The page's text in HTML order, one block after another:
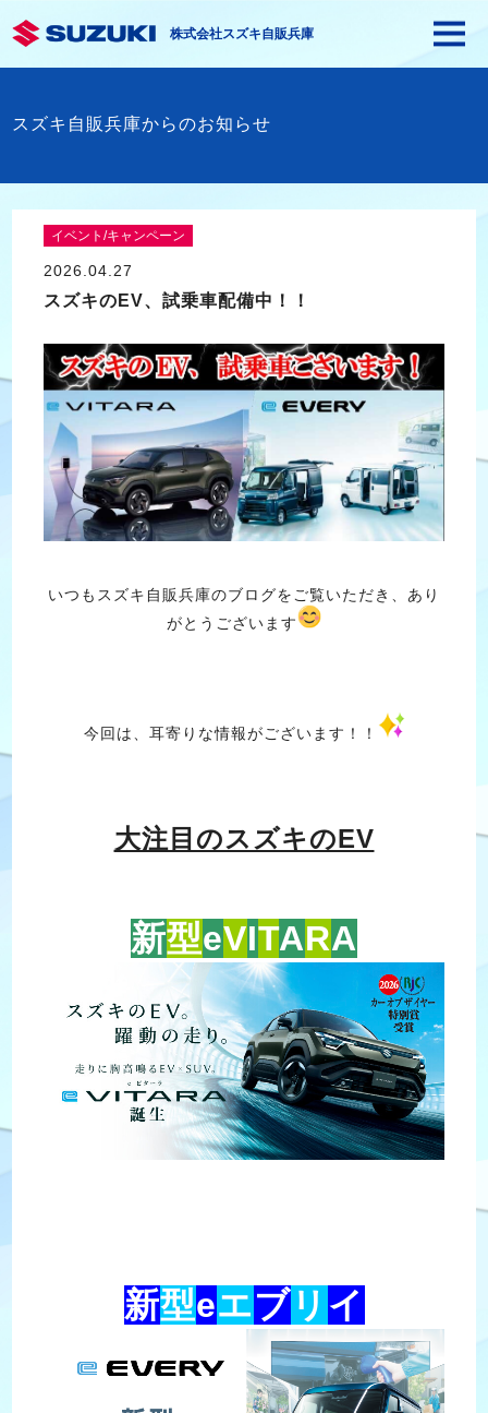
株式会社スズキ自販兵庫
スズキ自販兵庫からのお知らせ
イベント/キャンペーン
2026.04.27
スズキのEV、試乗車配備中！！
いつもスズキ自販兵庫のブログをご覧いただき、あり
がとうございます
今回は、耳寄りな情報がございます！！
大注目のスズキのEV
新型eVITARA
新型eエブリ イ